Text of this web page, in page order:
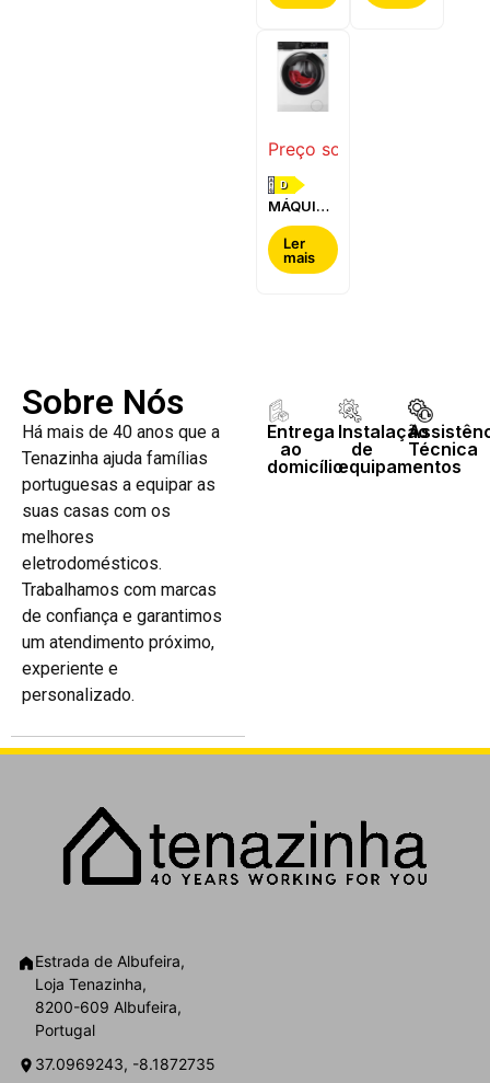
Preço sob consulta
D
MÁQUINA
DE LAVAR
E SECAR
ROUPA
AEG -
Ler
mais
Sobre Nós
Há mais de 40 anos que a
Tenazinha ajuda famílias
portuguesas a equipar as
suas casas com os
melhores
eletrodomésticos.
Trabalhamos com marcas
de confiança e garantimos
um atendimento próximo,
experiente e
personalizado.
Entrega
ao
domicílio
Instalação
de
equipamentos
Técnica
Estrada de Albufeira,
Loja Tenazinha,
8200-609 Albufeira,
Portugal
37.0969243, -8.1872735